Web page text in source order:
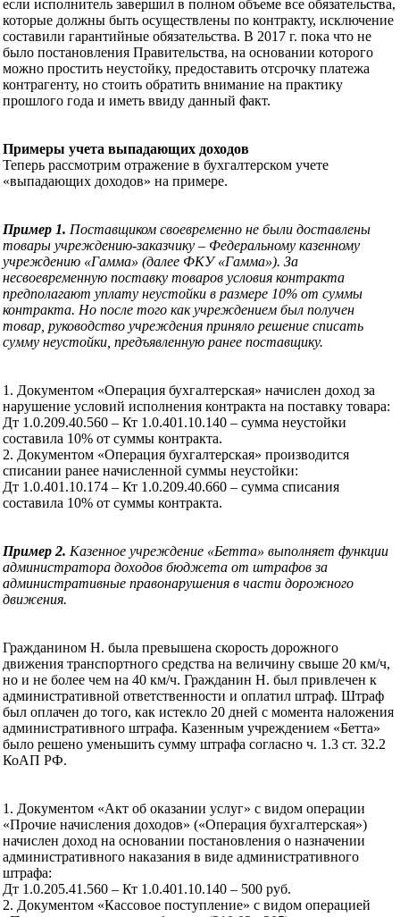
если исполнитель завершил в полном объеме все обязательства,
которые должны быть осуществлены по контракту, исключение
составили гарантийные обязательства. В 2017 г. пока что не
было постановления Правительства, на основании которого
можно простить неустойку, предоставить отсрочку платежа
контрагенту, но стоить обратить внимание на практику
прошлого года и иметь ввиду данный факт.
Примеры учета выпадающих доходов
Теперь рассмотрим отражение в бухгалтерском учете
«выпадающих доходов» на примере.
Пример 1. Поставщиком своевременно не были доставлены
товары учреждению-заказчику – Федеральному казенному
учреждению «Гамма» (далее ФКУ «Гамма»). За
несвоевременную поставку товаров условия контракта
предполагают уплату неустойки в размере 10% от суммы
контракта. Но после того как учреждением был получен
товар, руководство учреждения приняло решение списать
сумму неустойки, предъявленную ранее поставщику.
1. Документом «Операция бухгалтерская» начислен доход за
нарушение условий исполнения контракта на поставку товара:
Дт 1.0.209.40.560 – Кт 1.0.401.10.140 – сумма неустойки
составила 10% от суммы контракта.
2. Документом «Операция бухгалтерская» производится
списании ранее начисленной суммы неустойки:
Дт 1.0.401.10.174 – Кт 1.0.209.40.660 – сумма списания
составила 10% от суммы контракта.
Пример 2. Казенное учреждение «Бетта» выполняет функции
администратора доходов бюджета от штрафов за
административные правонарушения в части дорожного
движения.
Гражданином Н. была превышена скорость дорожного
движения транспортного средства на величину свыше 20 км/ч,
но и не более чем на 40 км/ч. Гражданин Н. был привлечен к
административной ответственности и оплатил штраф. Штраф
был оплачен до того, как истекло 20 дней с момента наложения
административного штрафа. Казенным учреждением «Бетта»
было решено уменьшить сумму штрафа согласно ч. 1.3 ст. 32.2
КоАП РФ.
1. Документом «Акт об оказании услуг» с видом операции
«Прочие начисления доходов» («Операция бухгалтерская»)
начислен доход на основании постановления о назначении
административного наказания в виде административного
штрафа:
Дт 1.0.205.41.560 – Кт 1.0.401.10.140 – 500 руб.
2. Документом «Кассовое поступление» с видом операцией